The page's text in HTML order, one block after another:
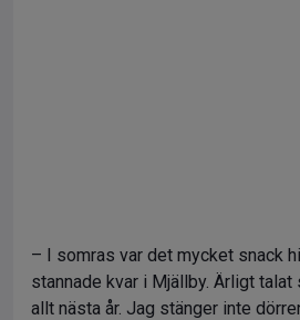
– I somras var det mycket snack
stannade kvar i Mjällby. Ärligt talat
allt nästa år. Jag stänger inte